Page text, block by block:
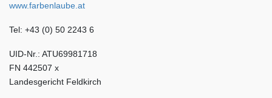
www.farbenlaube.at
Tel: +43 (0) 50 2243 6
UID-Nr.: ATU69981718
FN 442507 x
Landesgericht Feldkirch